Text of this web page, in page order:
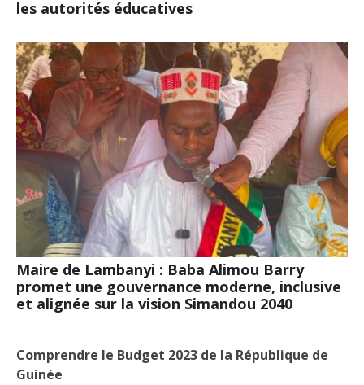
les autorités éducatives
Maire de Lambanyi : Baba Alimou Barry
promet une gouvernance moderne, inclusive
et alignée sur la vision Simandou 2040
Comprendre le Budget 2023 de la République de
Guinée